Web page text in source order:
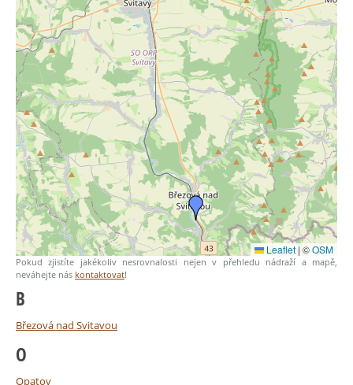
Leaflet | ©OSM
Pokud zjistíte jakékoliv nesrovnalosti nejen v přehledu nádraží a mapě,
neváhejte nás kontaktovat!
B
Březová nad Svitavou
O
Opatov